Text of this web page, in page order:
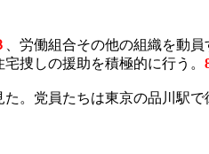
、労働組合その他の組織を動員
宅捜しの援助を積極的に行う。
た。党員たちは東京の品川駅